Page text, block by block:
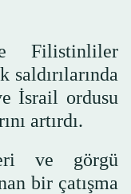
Filistinliler
saldırılarında
İsrail ordusu
artırdı.
ve görgü
bir çatışma